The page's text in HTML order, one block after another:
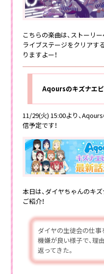
こちらの楽曲は、ストーリ
ライブステージをクリアす
りますよー！
Aqoursのキズナエピ
11/29(火) 15:00より、
信予定です！
本日は、ダイヤちゃんのキ
ご紹介！
ダイヤの生徒会の仕事
機嫌が良い様子で、理
返ってきた。